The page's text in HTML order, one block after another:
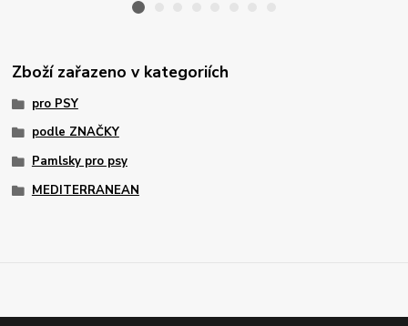
Zboží zařazeno v kategoriích
pro PSY
podle ZNAČKY
Pamlsky pro psy
MEDITERRANEAN